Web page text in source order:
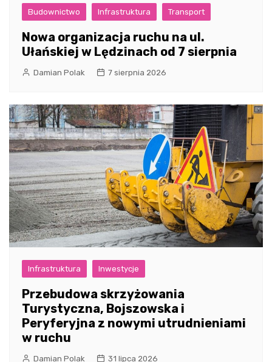
Budownictwo Infrastruktura Transport
Nowa organizacja ruchu na ul.
Ułańskiej w Lędzinach od 7 sierpnia
Damian Polak 7 sierpnia 2026
Infrastruktura Inwestycje
Przebudowa skrzyżowania
Turystyczna, Bojszowska i
Peryferyjna z nowymi utrudnieniami
w ruchu
Damian Polak 31 lipca 2026